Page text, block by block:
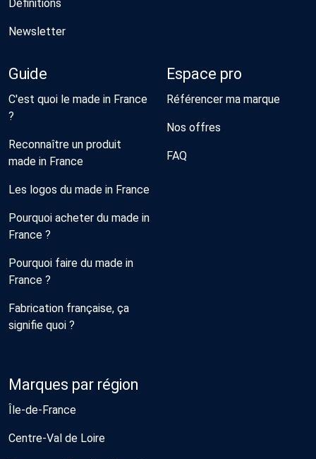
Définitions
Newsletter
Guide
C'est quoi le made in France
?
Reconnaître un produit
made in France
Les logos du made in France
Pourquoi acheter du made in
France ?
Pourquoi faire du made in
France ?
Fabrication française, ça
signifie quoi ?
Espace pro
Référencer ma marque
Nos offres
FAQ
Marques par région
Île-de-France
Centre-Val de Loire